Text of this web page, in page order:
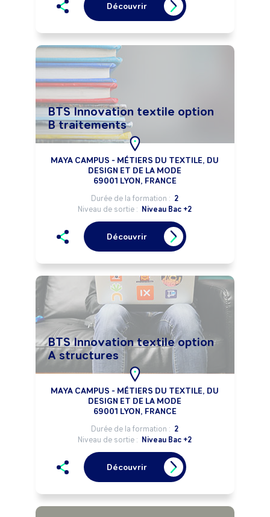
Découvrir
BTS Innovation textile option
B traitements
MAYA CAMPUS - MÉTIERS DU TEXTILE, DU
DESIGN ET DE LA MODE
69001 LYON, FRANCE
Durée de la formation : 2
Niveau de sortie : Niveau Bac +2
Découvrir
BTS Innovation textile option
A structures
MAYA CAMPUS - MÉTIERS DU TEXTILE, DU
DESIGN ET DE LA MODE
69001 LYON, FRANCE
Durée de la formation : 2
Niveau de sortie : Niveau Bac +2
Découvrir